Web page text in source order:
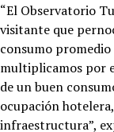
“El Observatorio
visitante que
consumo
multiplicamos por
de un buen
ocupación
infraestructura”,